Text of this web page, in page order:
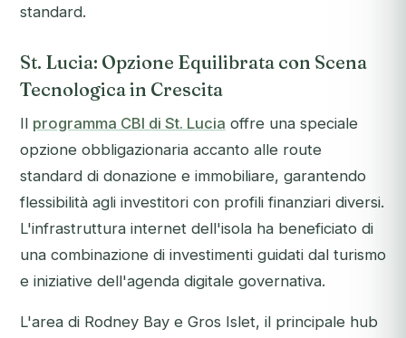
standard.
St. Lucia: Opzione Equilibrata con Scena
Tecnologica in Crescita
Il programma CBI di St. Lucia offre una speciale
opzione obbligazionaria accanto alle route
standard di donazione e immobiliare, garantendo
flessibilità agli investitori con profili finanziari diversi.
L'infrastruttura internet dell'isola ha beneficiato di
una combinazione di investimenti guidati dal turismo
e iniziative dell'agenda digitale governativa.
L'area di Rodney Bay e Gros Islet, il principale hub